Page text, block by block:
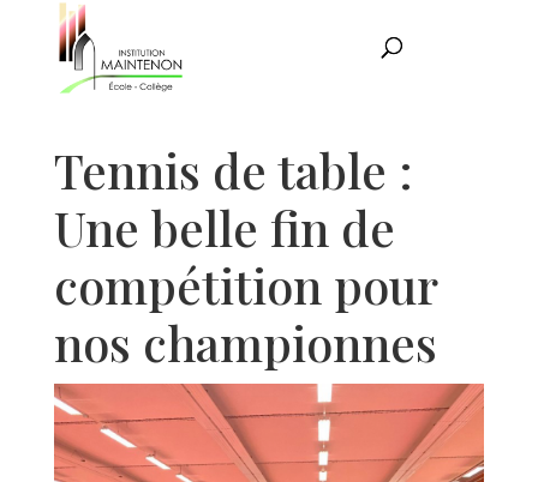
Tennis de table :
Une belle fin de
compétition pour
nos championnes